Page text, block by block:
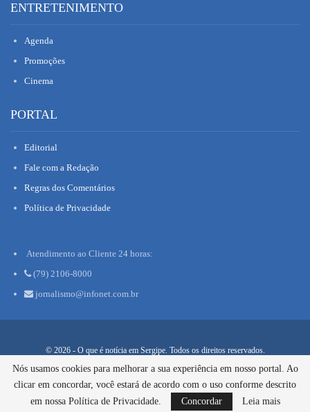
ENTRETENIMENTO
Agenda
Promoções
Cinema
PORTAL
Editorial
Fale com a Redação
Regras dos Comentários
Política de Privacidade
Atendimento ao Cliente 24 horas:
(79) 2106-8000
jornalismo@infonet.com.br
© 2026 - O que é notícia em Sergipe. Todos os direitos reservados.
Infonet - Rua Monsenhor Silveira 276, Bairro São José | Aracaju-SE,
CEP 49015-030, Fone: 79.2106.8000 - CI Centro de Informações
Nós usamos cookies para melhorar a sua experiência em nosso portal. Ao
clicar em concordar, você estará de acordo com o uso conforme descrito
em nossa Política de Privacidade.
Concordar Leia mais